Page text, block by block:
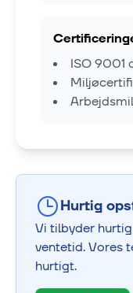
ISO 9001
Hurtig
Vi tilbyder
ventetid. Vores
hurtigt.